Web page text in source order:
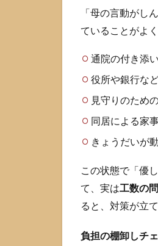
知る
2.3
然さ
があ
るな
ら受
相談
も視
入れ
る
高
の
「母の言動がし
ていることがよく
通院の付き添
役所や銀行な
見守りのため
同居による家
きょうだいが
この状態で「優
て、実は工数の
ると、対策が立
負担の棚卸しチ